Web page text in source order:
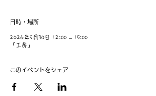
日時・場所
2026年5月30日 12:00 – 15:00
「工房」
このイベントをシェア